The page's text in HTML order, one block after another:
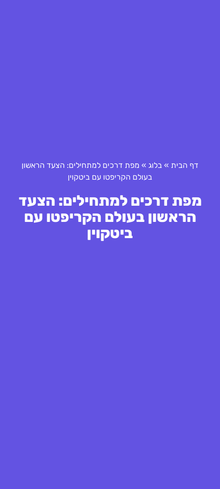
דף הבית » בלוג » מפת דרכים למתחילים: הצעד הראשון
בעולם הקריפטו עם ביטקוין
מפת דרכים למתחילים: הצעד
הראשון בעולם הקריפטו עם
ביטקוין